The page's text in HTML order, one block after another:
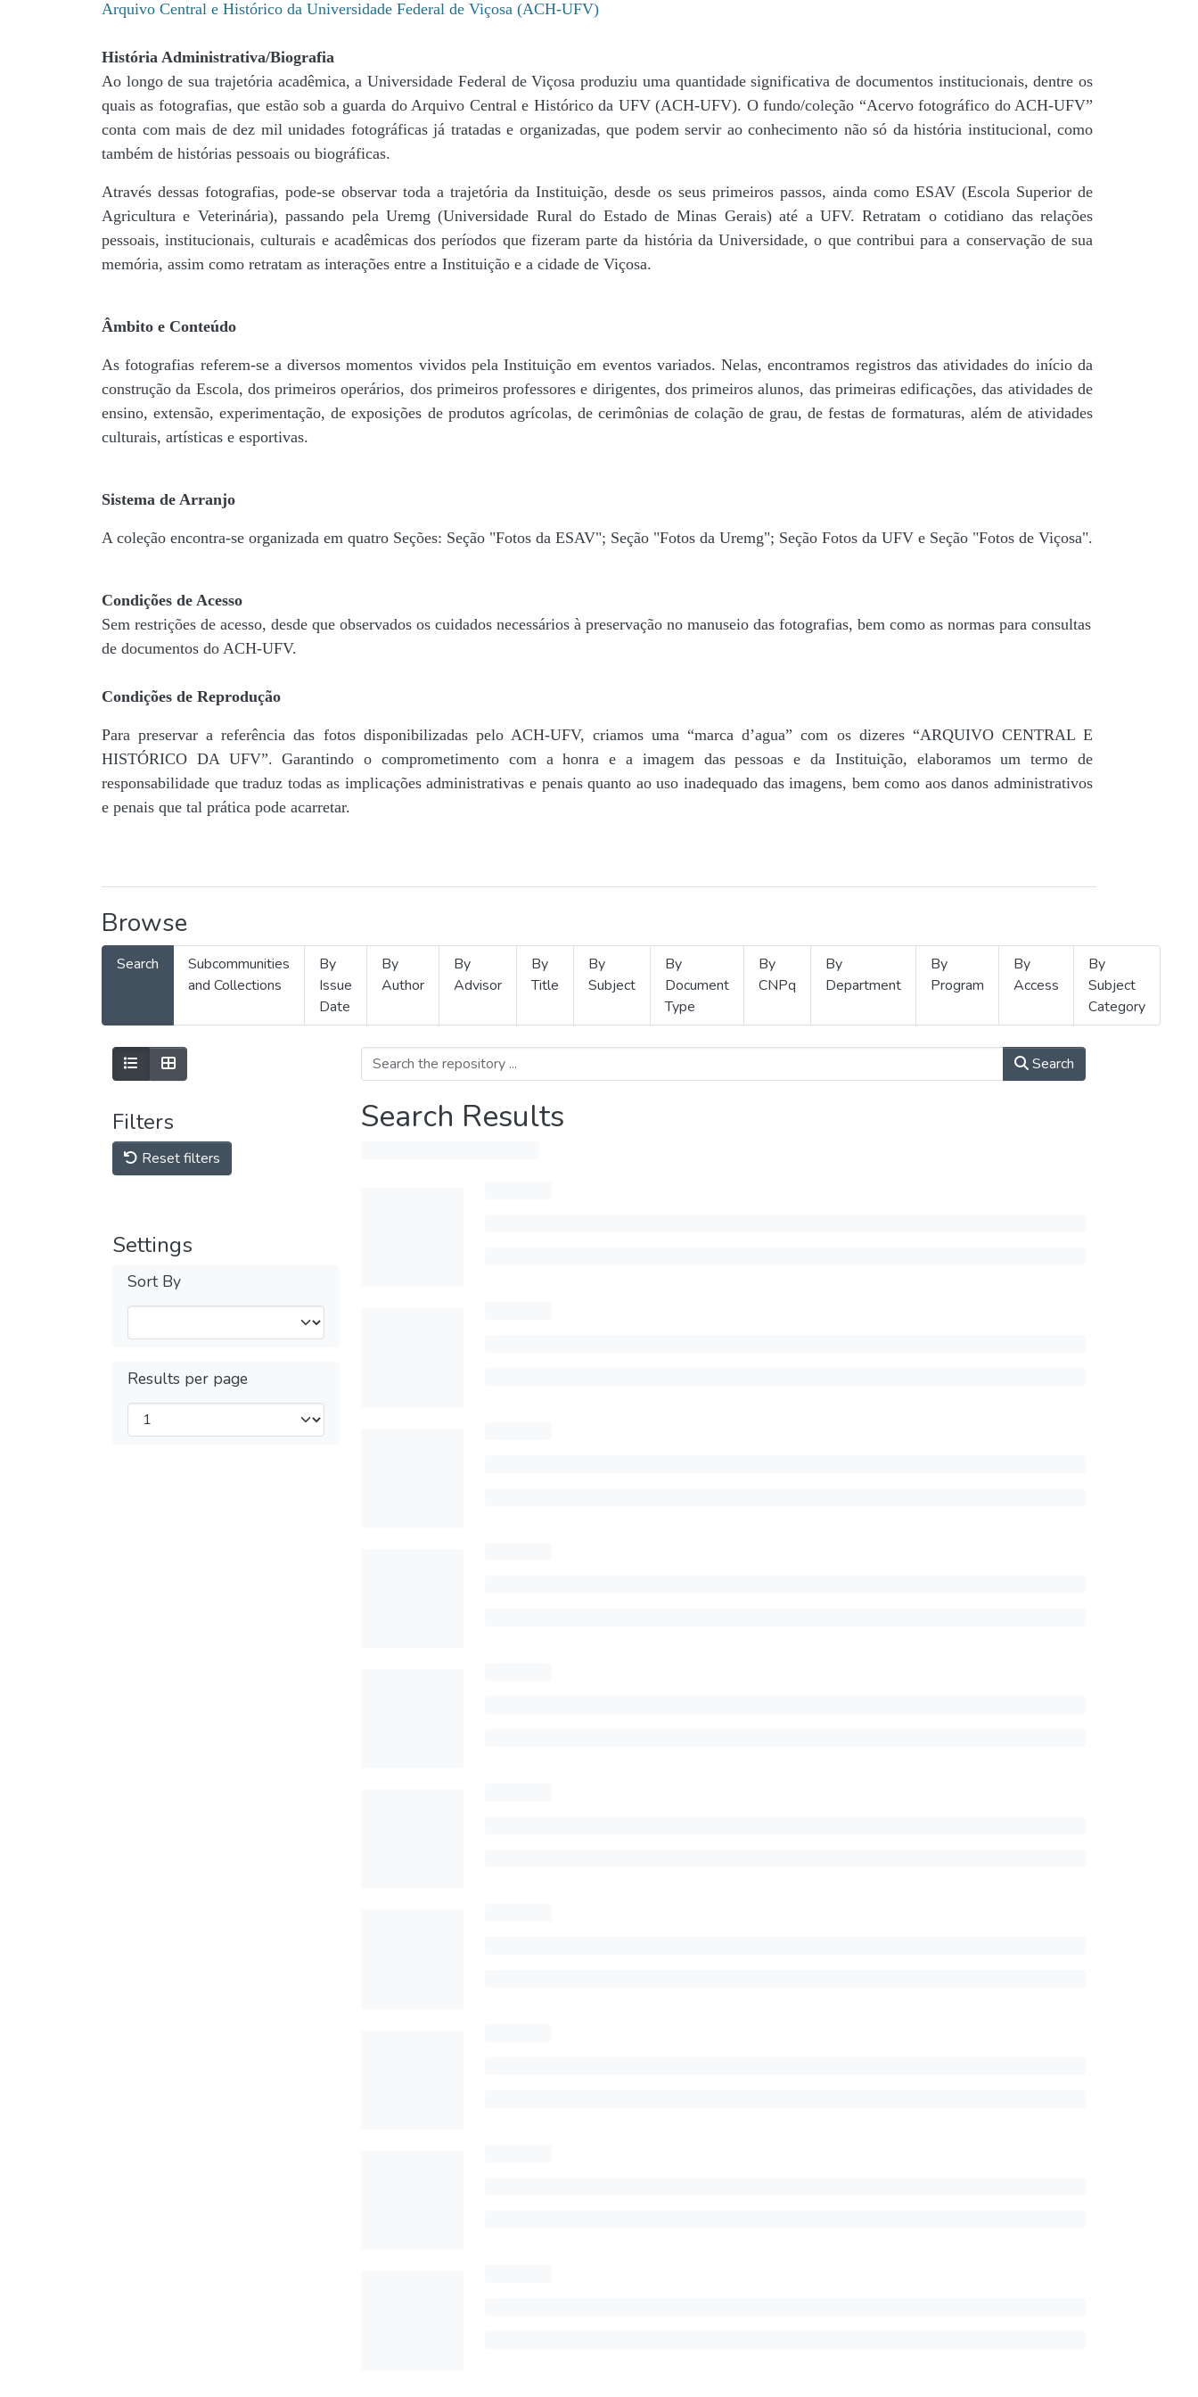
Arquivo Central e Histórico da Universidade Federal de Viçosa (ACH-UFV)
História Administrativa/Biografia
Ao longo de sua trajetória acadêmica, a Universidade Federal de Viçosa produziu uma quantidade significativa de documentos institucionais, dentre os
quais as fotografias, que estão sob a guarda do Arquivo Central e Histórico da UFV (ACH-UFV). O fundo/coleção “Acervo fotográfico do ACH-UFV”
conta com mais de dez mil unidades fotográficas já tratadas e organizadas, que podem servir ao conhecimento não só da história institucional, como
também de histórias pessoais ou biográficas.
Através dessas fotografias, pode-se observar toda a trajetória da Instituição, desde os seus primeiros passos, ainda como ESAV (Escola Superior de
Agricultura e Veterinária), passando pela Uremg (Universidade Rural do Estado de Minas Gerais) até a UFV. Retratam o cotidiano das relações
pessoais, institucionais, culturais e acadêmicas dos períodos que fizeram parte da história da Universidade, o que contribui para a conservação de sua
memória, assim como retratam as interações entre a Instituição e a cidade de Viçosa.
Âmbito e Conteúdo
As fotografias referem-se a diversos momentos vividos pela Instituição em eventos variados. Nelas, encontramos registros das atividades do início da
construção da Escola, dos primeiros operários, dos primeiros professores e dirigentes, ​dos primeiros alunos, das primeiras edificações, das atividades de
ensino, extensão, experimentação, de exposições de produtos agrícolas, de cerimônias de colação de grau, de festas de formaturas, além de atividades
culturais, artísticas e esportivas.
Sistema de Arranjo
A coleção encontra-se organizada em quatro Seções: Seção "Fotos da ESAV"; Seção "Fotos da Uremg"; Seção Fotos da UFV e Seção "Fotos de Viçosa".
Condições de Acesso
Sem restrições de acesso, desde que observados os cuidados necessários à preservação no manuseio das fotografias, bem como as normas para consultas
de documentos do ACH-UFV.
Condições de Reprodução
Para preservar a referência das fotos disponibilizadas pelo ACH-UFV, criamos uma “marca d’agua” com os dizeres “ARQUIVO CENTRAL E
HISTÓRICO DA UFV”. Garantindo o comprometimento com a honra e a imagem das pessoas e da Instituição, elaboramos um termo de
responsabilidade que traduz todas as implicações administrativas e penais quanto ao uso inadequado das imagens, bem como aos danos administrativos
e penais que tal prática pode acarretar.
Browse
Search
Subcommunities
and Collections
By
Issue
Date
By
Author
By
Advisor
By
Title
By
Subject
By
Document
Type
By
CNPq
By
Department
By
Program
By
Access
By
Subject
Category
Filters
Reset filters
Settings
Sort By
Results per page
Search
Search Results